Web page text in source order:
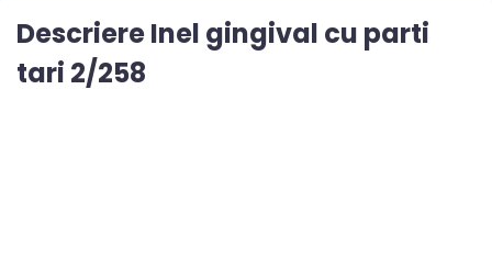
Descriere Inel gingival cu parti
tari 2/258